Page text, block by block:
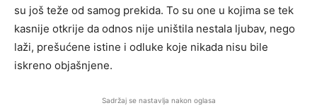
su još teže od samog prekida. To su one u kojima se tek
kasnije otkrije da odnos nije uništila nestala ljubav, nego
laži, prešućene istine i odluke koje nikada nisu bile
iskreno objašnjene.
Sadržaj se nastavlja nakon oglasa